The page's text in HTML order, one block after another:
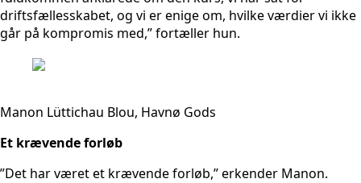
driftsfællesskabet, og vi er enige om, hvilke værdier vi ikke
går på kompromis med,” fortæller hun.
Manon Lüttichau Blou, Havnø Gods
Et krævende forløb
”Det har været et krævende forløb,” erkender Manon.